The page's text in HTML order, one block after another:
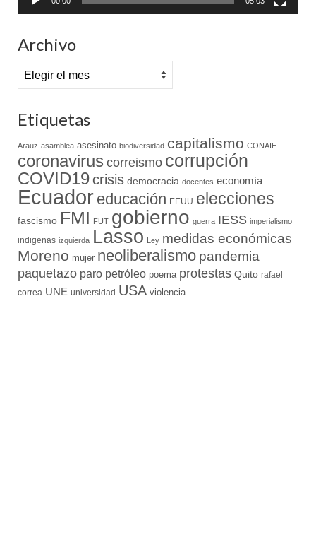
Archivo
Etiquetas
Arauz asamblea asesinato biodiversidad capitalismo CONAIE
coronavirus correismo corrupción
COVID19crisis democracia docentes economía
Ecuador educación EEUU elecciones
fascismo FMI FUT gobierno guerra IESS imperialismo
indigenas izquierda Lasso Ley medidas económicas
Moreno mujer neoliberalismo pandemia
paquetazo paro petróleo poema protestas Quito rafael
correa UNE universidad USA violencia